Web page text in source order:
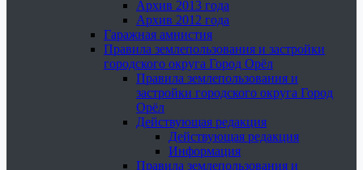
Архив 2013 года
Архив 2012 года
Гаражная амнистия
Правила землепользования и застройки
городского округа Город Орёл
Правила землепользования и
застройки городского округа Город
Орёл
Действующая редакция
Действующая редакция
Информация
Правила землепользования и